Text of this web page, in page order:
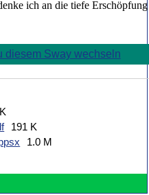
ich an die tiefe
diesem Sway wechseln
191 K
1.0 M